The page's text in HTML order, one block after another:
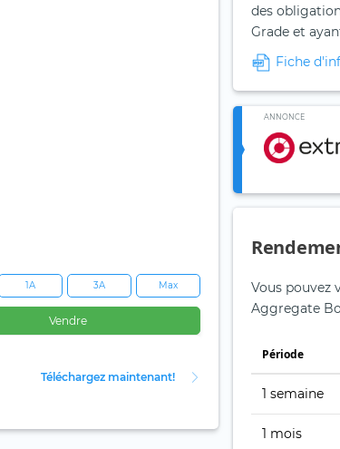
1A 3A Max
Vendre
Téléchargez maintenant!
des
Grade et
Fiche
ANNONCE
Vous pouvez
Aggregate
Période
1 semaine
1 mois